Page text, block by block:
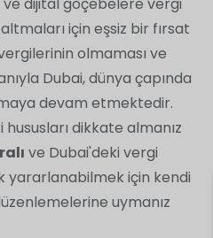
için eşsiz bir fırsat
olmaması ve
Dubai, dünya çapında
devam etmektedir.
dikkate almanız
ve Dubai'deki vergi
için kendi
uymanız